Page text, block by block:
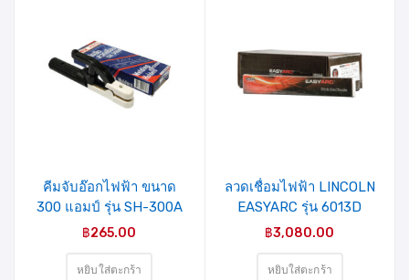
คีมจับอ๊อกไฟฟ้า ขนาด
300 แอมป์ รุ่น SH-300A
MIXPRO
฿265.00
หยิบใส่ตะกร้า
ลวดเชื่อมไฟฟ้า LINCOLN
EASYARC รุ่น 6013D
ขนาด 2.6 มม.
฿3,080.00
หยิบใส่ตะกร้า